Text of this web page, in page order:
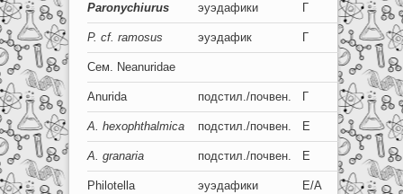
Paronychiurus эуэдафики Г 0
P. cf. ramosus эуэдафик Г 0+0
Сем. Neanuridae
Anurida подстил./почвен. Г 5
A. hexophthalmica подстил./почвен. Е 5+5
A. granaria подстил./почвен. Е 5+5
Philotella эуэдафики Е/А 5-2